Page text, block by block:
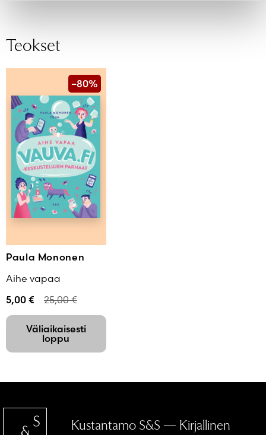
Teokset
–80%
Paula Mononen
Aihe vapaa
5,00 € 25,00€
Väliaikaisesti
loppu
Kustantamo S&S — Kirjallinen